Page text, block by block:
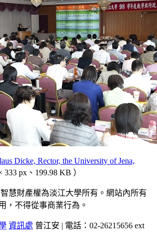
Dicke, Rector, the University of Jena,
333 px、199.98 KB ）
慧財產權為淡江大學所有。網站內所有
，不得從事商業行為。
資訊處 曾江安 | 電話：02-26215656 ext